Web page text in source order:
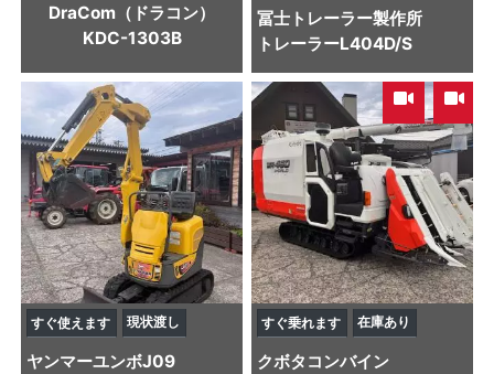
DraCom（ドラコン）
KDC-1303B
冨士トレーラー製作所
トレーラーL404D/S
すぐ使えます 現状渡し
ヤンマーユンボJ09
,
すぐ乗れます 在庫あり
クボタ コンバイン